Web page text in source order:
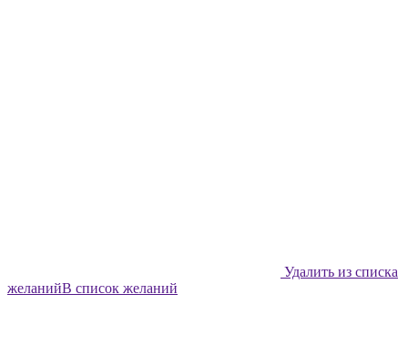
Удалить из списка
желанийВ список желаний